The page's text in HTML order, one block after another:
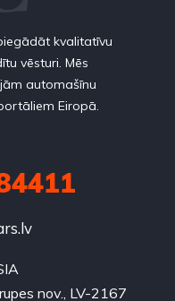
kvalitatīvu
vēsturi. Mēs
automašīnu
Eiropā.
nov., LV-2167